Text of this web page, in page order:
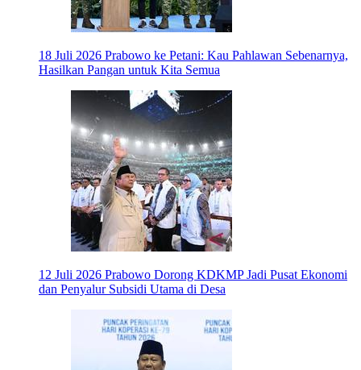
18 Juli 2026 Prabowo ke Petani: Kau Pahlawan Sebenarnya,
Hasilkan Pangan untuk Kita Semua
12 Juli 2026 Prabowo Dorong KDKMP Jadi Pusat Ekonomi
dan Penyalur Subsidi Utama di Desa